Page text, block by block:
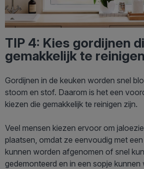
TIP 4: Kies gordijnen
gemakkelijk te
Gordijnen in de keuken worden snel
stoom en stof. Daarom is het een
kiezen die gemakkelijk te reinigen zijn.
Veel mensen kiezen ervoor om
plaatsen, omdat ze eenvoudig met
kunnen worden afgenomen of snel
gedemonteerd en in een sopje kunnen